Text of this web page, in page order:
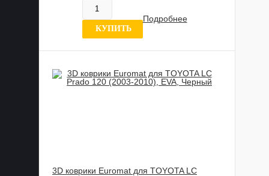
В наличии
2 отзыва
КУПИТЬ
Подробнее
3D коврики Euromat для TOYOTA LС